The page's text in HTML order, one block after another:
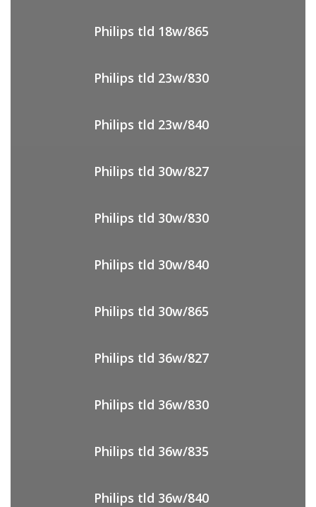
Philips tld 18w/865
Philips tld 23w/830
Philips tld 23w/840
Philips tld 30w/827
Philips tld 30w/830
Philips tld 30w/840
Philips tld 30w/865
Philips tld 36w/827
Philips tld 36w/830
Philips tld 36w/835
Philips tld 36w/840